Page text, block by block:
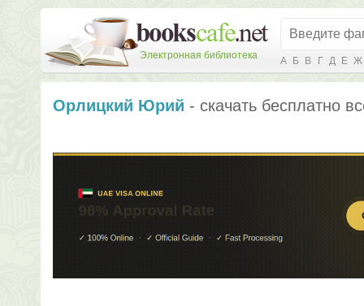
Электронная библиотека А Б В Г Д Е Ж
Орлицкий Юрий - скачать бесплатно